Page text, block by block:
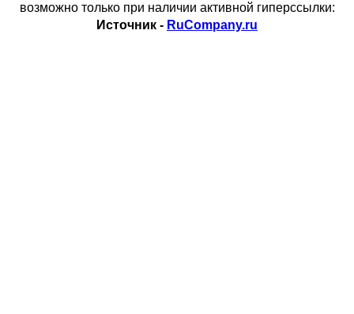
возможно только при наличии активной гиперссылки:
Источник - RuCompany.ru